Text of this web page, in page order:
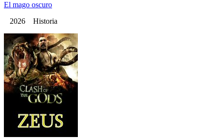
El mago oscuro
2026 Historia